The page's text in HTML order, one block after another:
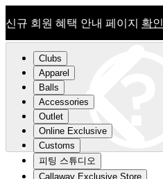
신규 회원 혜택 안내 페이지 확인
신규 회원 혜택 안내 페이지확인
Clubs
Apparel
Balls
Accessories
Outlet
Online Exclusive
Customs
피팅 스튜디오
Callaway Exclusive Store